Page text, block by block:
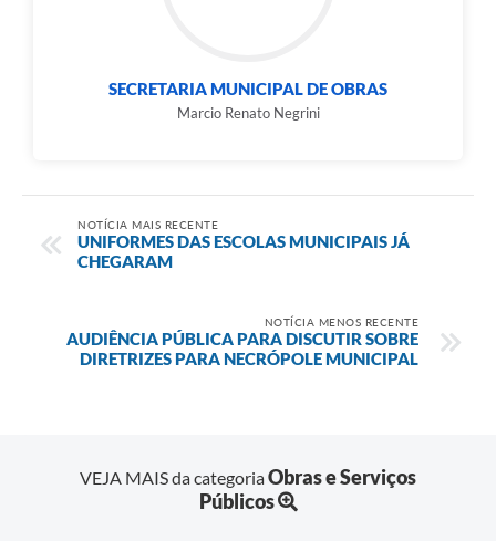
SECRETARIA MUNICIPAL DE OBRAS
Marcio Renato Negrini
NOTÍCIA MAIS RECENTE
UNIFORMES DAS ESCOLAS MUNICIPAIS JÁ
CHEGARAM
NOTÍCIA MENOS RECENTE
AUDIÊNCIA PÚBLICA PARA DISCUTIR SOBRE
DIRETRIZES PARA NECRÓPOLE MUNICIPAL
VEJA MAIS da categoriaObras e Serviços
Públicos